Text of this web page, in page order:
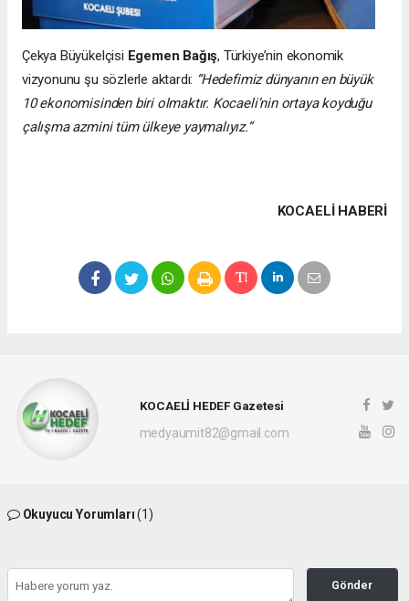
Çekya Büyükelçisi Egemen Bağış, Türkiye’nin ekonomik
vizyonunu şu sözlerle aktardı: “Hedefimiz dünyanın en büyük
10 ekonomisinden biri olmaktır. Kocaeli’nin ortaya koyduğu
çalışma azmini tüm ülkeye yaymalıyız.”
KOCAELI HABERİ
KOCAELİ HEDEF Gazetesi
medyaumit82@gmail.com
Okuyucu Yorumları(1)
Gönder